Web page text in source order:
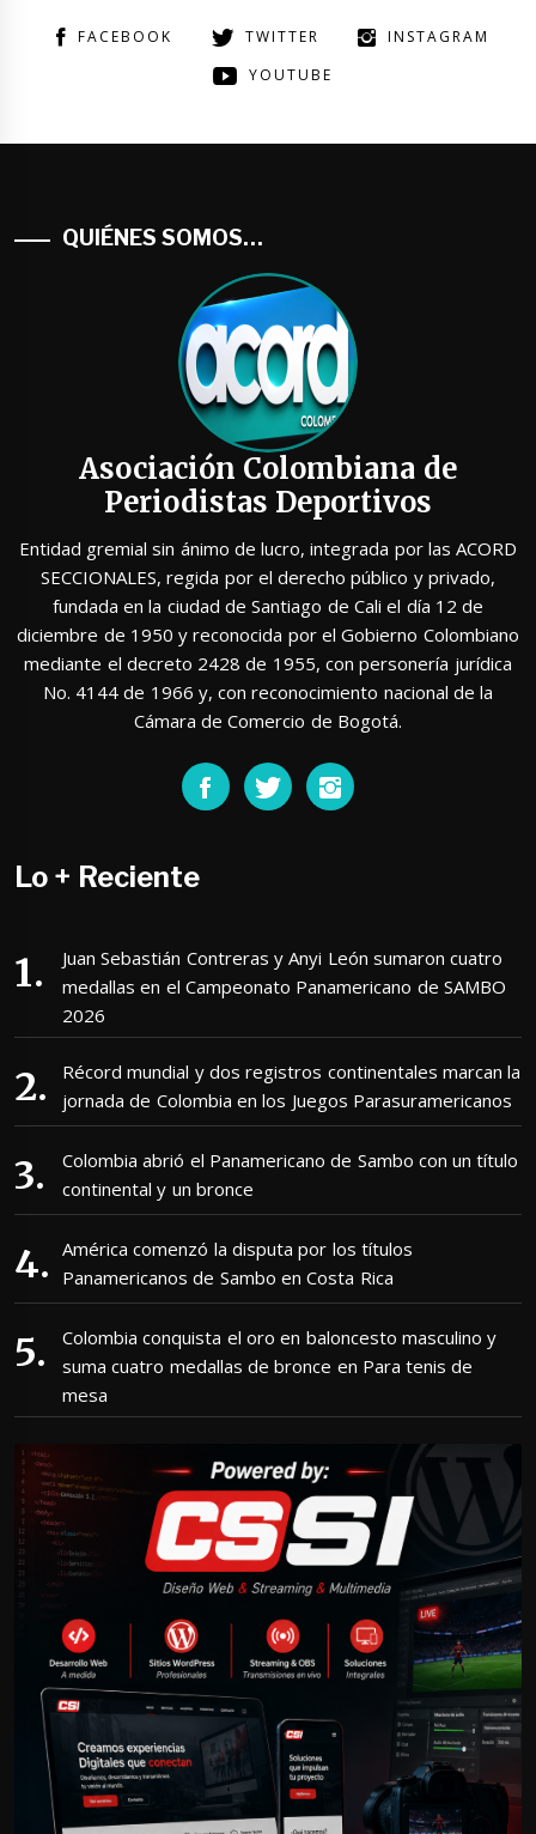
FACEBOOK TWITTER
INSTAGRAM
YOUTUBE
QUIÉNES SOMOS…
Asociación Colombiana de
Periodistas Deportivos
Entidad gremial sin ánimo de lucro, integrada por las ACORD
SECCIONALES, regida por el derecho público y privado,
fundada en la ciudad de Santiago de Cali el día 12 de
diciembre de 1950 y reconocida por el Gobierno Colombiano
mediante el decreto 2428 de 1955, con personería jurídica
No. 4144 de 1966 y, con reconocimiento nacional de la
Cámara de Comercio de Bogotá.
Lo + Reciente
Juan Sebastián Contreras y Anyi León sumaron cuatro
medallas en el Campeonato Panamericano de SAMBO
2026
Récord mundial y dos registros continentales marcan la
jornada de Colombia en los Juegos Parasuramericanos
Colombia abrió el Panamericano de Sambo con un título
continental y un bronce
América comenzó la disputa por los títulos
Panamericanos de Sambo en Costa Rica
Colombia conquista el oro en baloncesto masculino y
suma cuatro medallas de bronce en Para tenis de
mesa